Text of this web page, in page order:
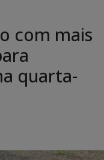
com mais
quarta-